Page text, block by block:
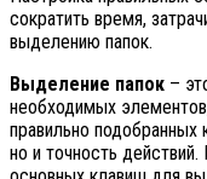
сократить время,
выделению папок.
Выделение папок –
необходимых
правильно подобранных
но и точность